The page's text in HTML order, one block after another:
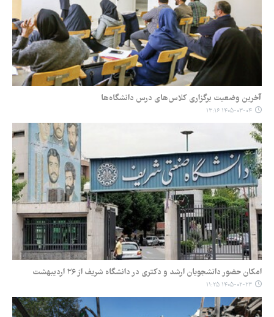
آخرین وضعیت برگزاری کلاس‌های درس دانشگاه‌ها
۱۴۰۵-۰۳-۰۴ ۱۳:۱۶
امکان حضور دانشجویان ارشد و دکتری در دانشگاه شریف از ۲۶ اردیبهشت
۱۴۰۵-۰۲-۲۳ ۱۱:۲۵